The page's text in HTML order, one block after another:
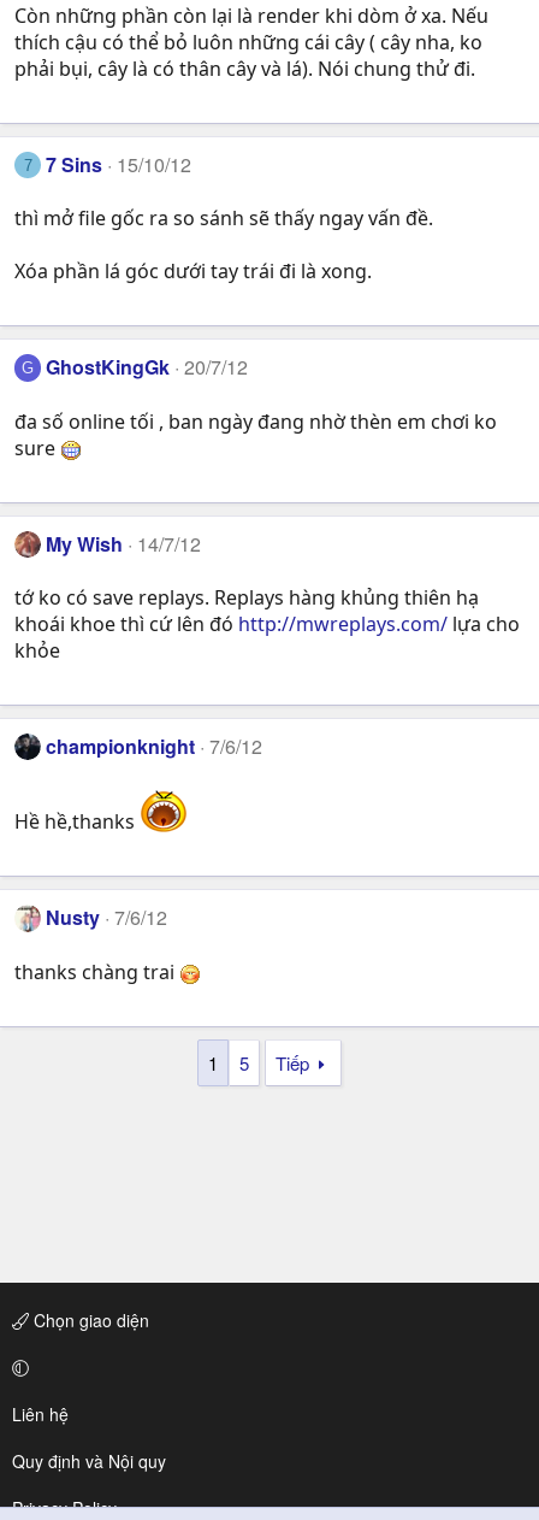
Còn những phần còn lại là render khi dòm ở xa. Nếu
thích cậu có thể bỏ luôn những cái cây ( cây nha, ko
phải bụi, cây là có thân cây và lá). Nói chung thử đi.
7 7 Sins 15/10/12
thì mở file gốc ra so sánh sẽ thấy ngay vấn đề.
Xóa phần lá góc dưới tay trái đi là xong.
G GhostKingGk 20/7/12
đa số online tối , ban ngày đang nhờ thèn em chơi ko
sure
My Wish 14/7/12
tớ ko có save replays. Replays hàng khủng thiên hạ
khoái khoe thì cứ lên đó http://mwreplays.com/ lựa cho
khỏe
championknight 7/6/12
Hề hề,thanks
Nusty 7/6/12
thanks chàng trai
1 5 Tiếp
Chọn giao diện
Liên hệ
Quy định và Nội quy
Privacy Policy